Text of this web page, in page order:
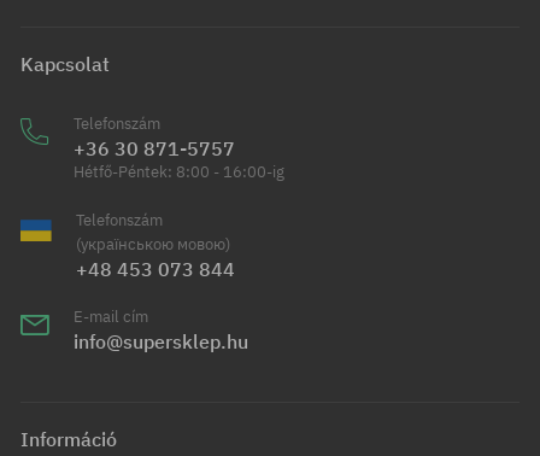
Kapcsolat
Telefonszám
+36 30 871-5757
Hétfő-Péntek: 8:00 - 16:00-ig
Telefonszám
(українською мовою)
+48 453 073 844
E-mail cím
info@supersklep.hu
Információ